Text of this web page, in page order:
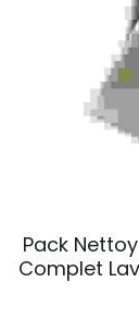
Pack
Complet